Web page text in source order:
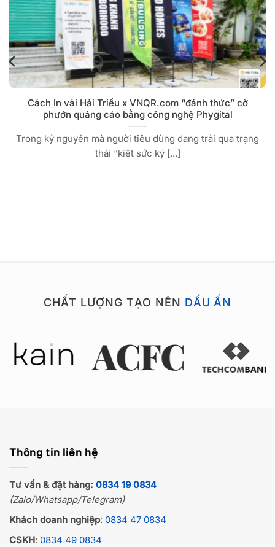
Cách In vải Hải Triều x VNQR.com “đánh thức” cờ
phướn quảng cáo bằng công nghệ Phygital
Trong kỷ nguyên mà người tiêu dùng đang trải qua trạng
thái “kiệt sức kỹ [...]
CHẤT LƯỢNG TẠO NÊN DẤU ẤN
Thông tin liên hệ
Tư vấn & đặt hàng: 0834 19 0834
(Zalo/Whatsapp/Telegram)
Khách doanh nghiệp: 0834 47 0834
CSKH: 0834 49 0834